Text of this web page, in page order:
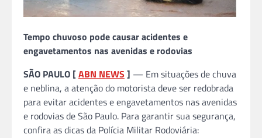
Tempo chuvoso pode causar acidentes e
engavetamentos nas avenidas e rodovias
SÃO PAULO [ABN NEWS ] — Em situações de chuva
e neblina, a atenção do motorista deve ser redobrada
para evitar acidentes e engavetamentos nas avenidas
e rodovias de São Paulo. Para garantir sua segurança,
confira as dicas da Polícia Militar Rodoviária: